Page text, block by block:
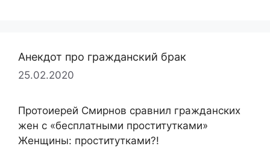
Анекдот про гражданский брак
25.02.2020
Протоиерей Смирнов сравнил гражданских
жен с «бесплатными проститутками»
Женщины: проститутками?!